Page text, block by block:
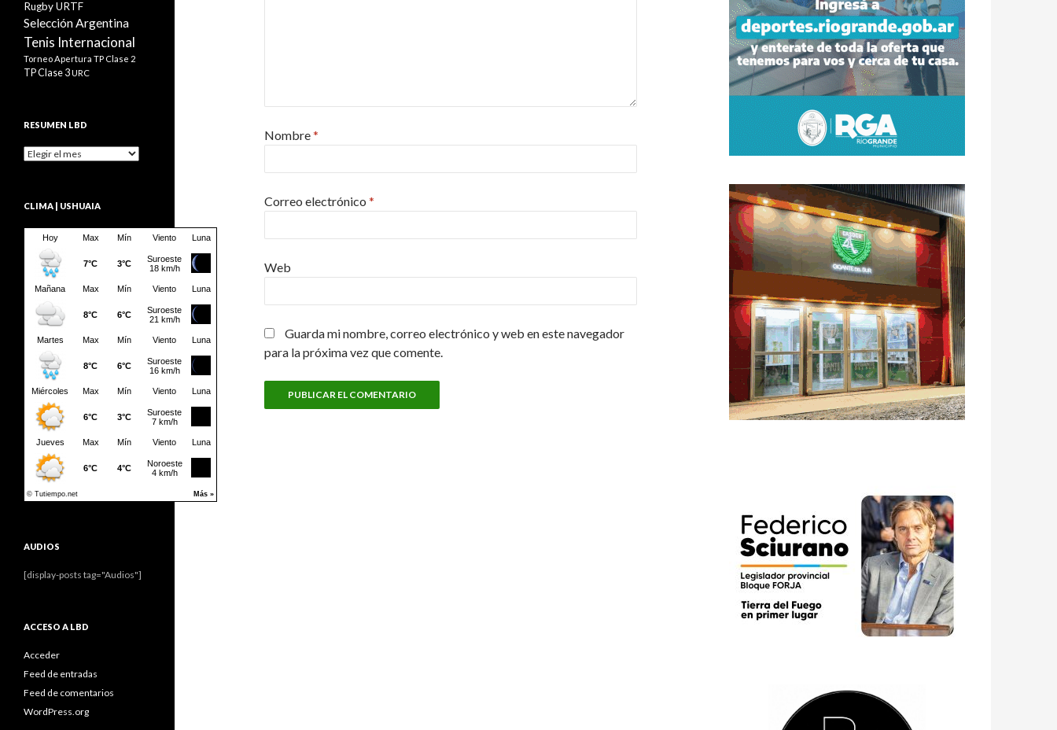
Nombre*
Correo electrónico *
Web
Guarda mi nombre, correo electrónico y web en este navegador
para la próxima vez que comente.
Rugby URTF
Selección Argentina
Tenis Internacional
Torneo Apertura TP Clase 2
TP Clase 3URC
RESUMEN LBD
Resumen
CLIMA | USHUAIA
AUDIOS
[display-posts tag="Audios"]
ACCESO A LBD
Acceder
Feed de entradas
Feed de comentarios
WordPress.org